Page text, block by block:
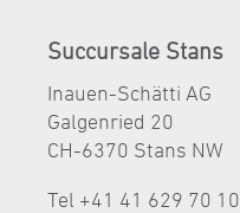
Succursale Stans
Inauen-Schätti AG
Galgenried 20
CH-6370 Stans NW
Tel +41 41 629 70 10